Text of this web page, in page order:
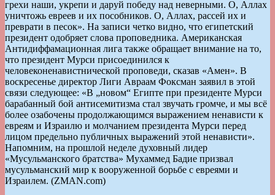
грехи наши, укрепи и даруй победу над неверными. О, Аллах
уничтожь евреев и их пособников. О, Аллах, рассей их и
преврати в песок». На записи четко видно, что египетский
президент одобряет слова проповедника. Американская
Антидиффамационная лига также обращает внимание на то,
что президент Мурси присоединился к
человеконенавистнической проповеди, сказав «Амен». В
воскресенье директор Лиги Авраам Фоксман заявил в этой
связи следующее: «В „новом“ Египте при президенте Мурси
барабанный бой антисемитизма стал звучать громче, и мы всё
более озабочены продолжающимся выражением ненависти к
евреям и Израилю и молчанием президента Мурси перед
лицом предельно публичных выражений этой ненависти».
Напомним, на прошлой неделе духовный лидер
«Мусульманского братства» Мухаммед Бадие призвал
мусульманский мир к вооруженной борьбе с евреями и
Израилем. (ZMAN.com)